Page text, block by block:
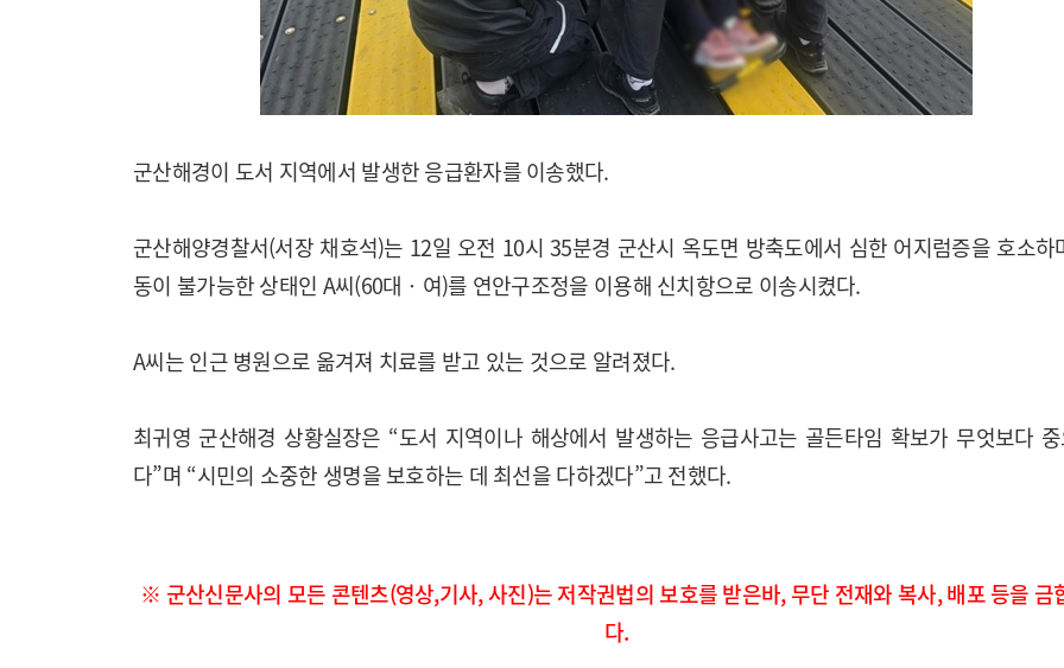
군산해경이 도서 지역에서 발생한 응급환자를 이송했다.
군산해양경찰서(서장 채호석)는 12일 오전 10시 35분경 군산시 옥도면 방축도에서 심한 어지럼증을 호소하
동이 불가능한 상태인 A씨(60대‧여)를 연안구조정을 이용해 신치항으로 이송시켰다.
A씨는 인근 병원으로 옮겨져 치료를 받고 있는 것으로 알려졌다.
최귀영 군산해경 상황실장은 “도서 지역이나 해상에서 발생하는 응급사고는 골든타임 확보가 무엇보다
다”며 “시민의 소중한 생명을 보호하는 데 최선을 다하겠다”고 전했다.
※ 군산신문사의 모든 콘텐츠(영상,기사, 사진)는 저작권법의 보호를 받은바, 무단 전재와 복사, 배포 등을 금
다.